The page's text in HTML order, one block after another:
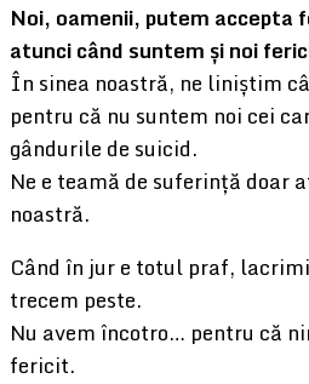
Noi, oamenii, putem accepta
atunci când suntem și noi
În sinea noastră, ne liniștim
pentru că nu suntem noi cei
gândurile de suicid.
Ne e teamă de suferință doar
noastră.
Când în jur e totul praf,
trecem peste.
Nu avem încotro… pentru că
fericit.